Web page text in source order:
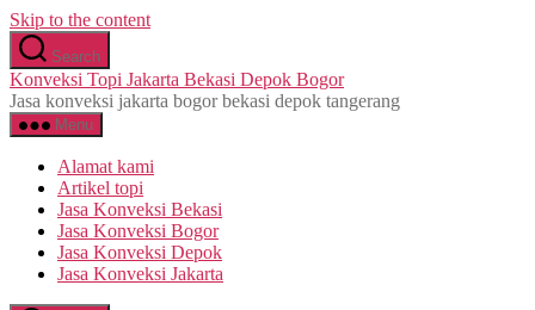
Skip to the content
Search
Konveksi Topi Jakarta Bekasi Depok Bogor
Jasa konveksi jakarta bogor bekasi depok tangerang
Menu
Alamat kami
Artikel topi
Jasa Konveksi Bekasi
Jasa Konveksi Bogor
Jasa Konveksi Depok
Jasa Konveksi Jakarta